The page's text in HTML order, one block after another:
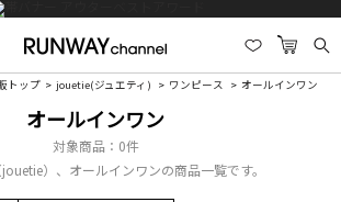
トップ jouetie(ジュエティ) ワンピース オールインワン
オールインワン
対象商品： 0件
）、オールインワンの商品一覧です。